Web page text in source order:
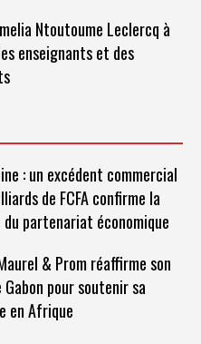
Ntoutoume Leclercq à
enseignants et des
: un excédent commercial
de FCFA confirme la
du partenariat économique
& Prom réaffirme son
pour soutenir sa
en Afrique